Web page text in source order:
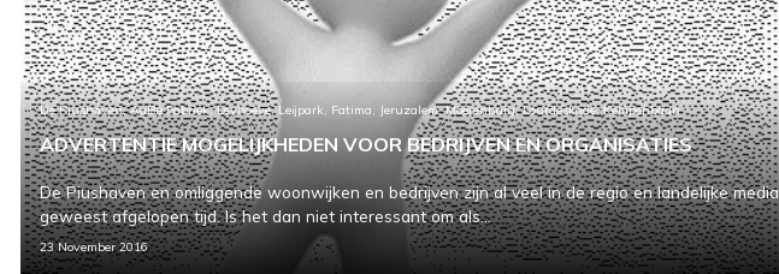
De Piushaven, AaBe Fabriek, Leyhoeve, Leijpark, Fatima, Jeruzalem, Moerenburg, Lourdeskade, Kempenbaan
ADVERTENTIE MOGELIJKHEDEN VOOR BEDRIJVEN EN ORGANISATIES
De Piushaven en omliggende woonwijken en bedrijven zijn al veel in de regio en landelijke media
geweest afgelopen tijd. Is het dan niet interessant om als...
23 November 2016